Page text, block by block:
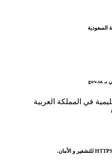
السعودية
بـ gov.sa
في المملكة العربية
HTTPS للتشفير و الأمان.